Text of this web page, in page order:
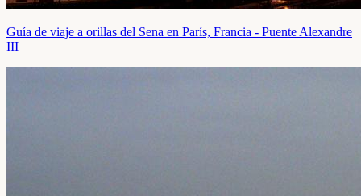
Guía de viaje a orillas del Sena en París, Francia - Puente Alexandre
III